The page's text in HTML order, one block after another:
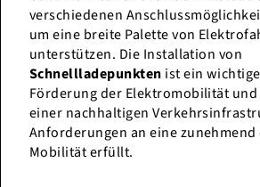
verschiedenen
um eine breite Palette von
unterstützen. Die Installation von
Schnellladepunkten ist ein
Förderung der Elektromobilität
einer nachhaltigen
Anforderungen an eine
Mobilität erfüllt.